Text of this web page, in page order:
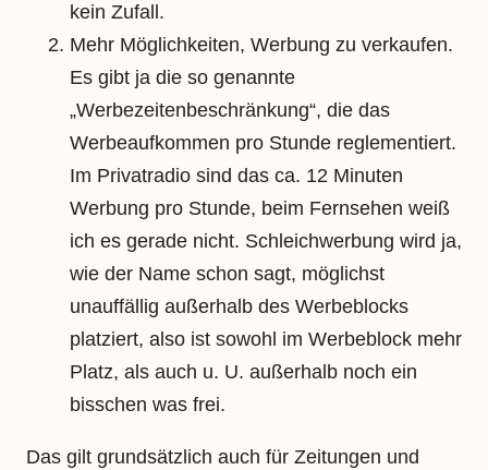
kein Zufall.
Mehr Möglichkeiten, Werbung zu verkaufen.
Es gibt ja die so genannte
„Werbezeitenbeschränkung“, die das
Werbeaufkommen pro Stunde reglementiert.
Im Privatradio sind das ca. 12 Minuten
Werbung pro Stunde, beim Fernsehen weiß
ich es gerade nicht. Schleichwerbung wird ja,
wie der Name schon sagt, möglichst
unauffällig außerhalb des Werbeblocks
platziert, also ist sowohl im Werbeblock mehr
Platz, als auch u. U. außerhalb noch ein
bisschen was frei.
Das gilt grundsätzlich auch für Zeitungen und